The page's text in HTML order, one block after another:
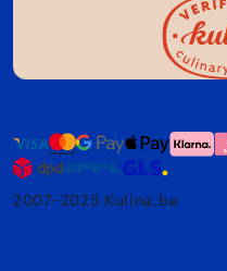
2007–2025 Kulina.be